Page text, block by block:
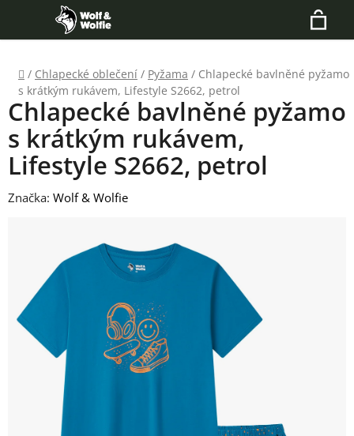
obsah
Hledat
Domů
/ Chlapecké oblečení / Pyžama / Chlapecké bavlněné pyžamo
s krátkým rukávem, Lifestyle S2662, petrol
Chlapecké bavlněné pyžamo
s krátkým rukávem,
Lifestyle S2662, petrol
Značka: Wolf & Wolfie